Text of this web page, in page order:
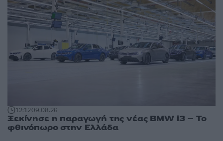
12:1209.08.26
Ξεκίνησε η παραγωγή της νέας BMW i3 – Το
φθινόπωρο στην Ελλάδα